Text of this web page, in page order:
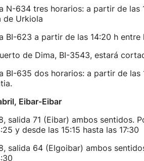
N-634 tres horarios: a partir de las
de Urkiola
BI-623 a partir de las 14:20 h
de Dima, BI-3543, estará
BI-635 dos horarios: a partir de
Eibar-Eibar
salida 71 (Eibar) ambos sentidos.
y desde las 15:15 hasta las 17:30
salida 64 (Elgoibar) ambos